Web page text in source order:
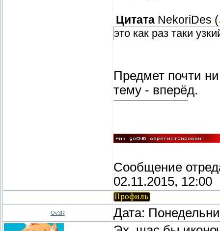
Цитата NekoriDes (
это как раз таки
Предмет почти
тему - вперёд.
Сообщение
02.11.2015, 12:00
Ov3R Дата: